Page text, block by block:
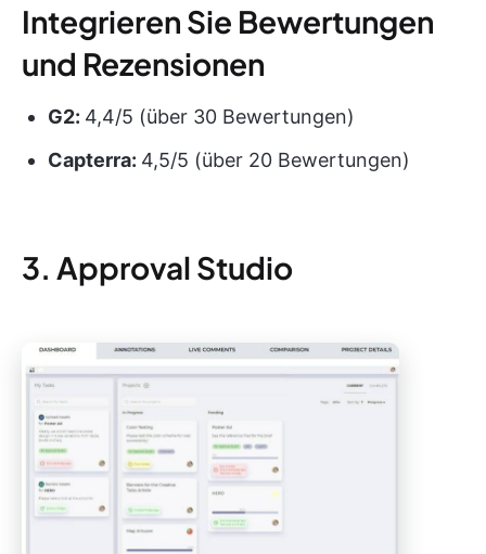
Integrieren Sie Bewertungen
und Rezensionen
G2: 4,4/5 (über 30 Bewertungen)
Capterra: 4,5/5 (über 20 Bewertungen)
3. Approval Studio